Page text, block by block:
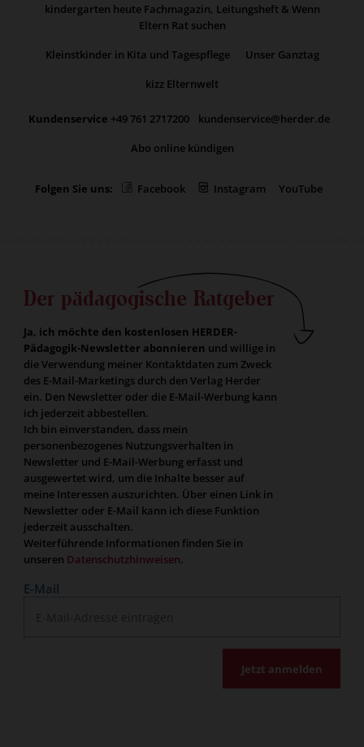
kindergarten heute Fachmagazin, Leitungsheft & Wenn
Eltern Rat suchen
Kleinstkinder in Kita und Tagespflege
Unser Ganztag
kizz Elternwelt
Kundenservice +49 761 2717200
kundenservice@herder.de
Abo online kündigen
Folgen Sie uns: Facebook Instagram YouTube
Der pädagogische Ratgeber
Ja, ich möchte den kostenlosen HERDER-
Pädagogik-Newsletter abonnieren und willige in
die Verwendung meiner Kontaktdaten zum Zweck
des E-Mail-Marketings durch den Verlag Herder
ein. Den Newsletter oder die E-Mail-Werbung kann
ich jederzeit abbestellen.
Ich bin einverstanden, dass mein
personenbezogenes Nutzungsverhalten in
Newsletter und E-Mail-Werbung erfasst und
ausgewertet wird, um die Inhalte besser auf
meine Interessen auszurichten. Über einen Link in
Newsletter oder E-Mail kann ich diese Funktion
jederzeit ausschalten.
Weiterführende Informationen finden Sie in
unseren Datenschutzhinweisen.
E-Mail
Jetzt anmelden